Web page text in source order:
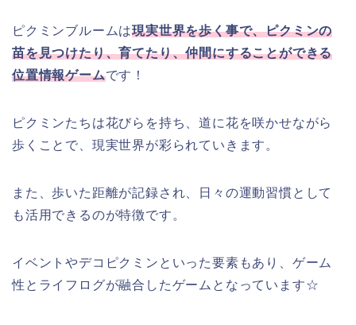
ピクミンブルームは現実世界を歩く事で、ピクミンの
苗を見つけたり、育てたり、仲間にすることができる
位置情報ゲームです！
ピクミンたちは花びらを持ち、道に花を咲かせながら
歩くことで、現実世界が彩られていきます。
また、歩いた距離が記録され、日々の運動習慣として
も活用できるのが特徴です。
イベントやデコピクミンといった要素もあり、ゲーム
性とライフログが融合したゲームとなっています☆